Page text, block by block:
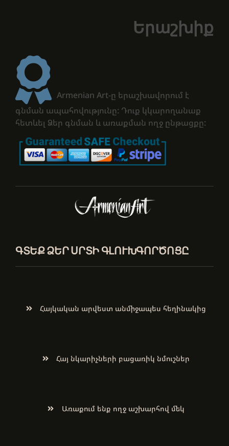
Երաշխիք
Armenian Art-ը երաշխավորում է
գնման ապահովությունը: Դուք կկարողանաք
հետևել Ձեր գնման և առաքման ողջ ընթացքը:
ԳՏԵՔ ՁԵՐ ՍՐՏԻ ԳԼՈՒԽԳՈՐԾՈՑԸ
Հայկական արվեստ անմիջապես հեղինակից
Հայ նկարիչների բացառիկ նմուշներ
Առաքում ենք ողջ աշխարհով մեկ